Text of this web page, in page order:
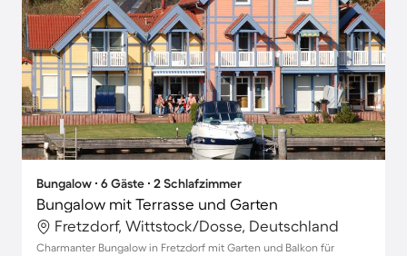
Bungalow ∙ 6 Gäste ∙ 2 Schlafzimmer
Bungalow mit Terrasse und Garten
Fretzdorf, Wittstock/Dosse, Deutschland
Charmanter Bungalow in Fretzdorf mit Garten und Balkon für